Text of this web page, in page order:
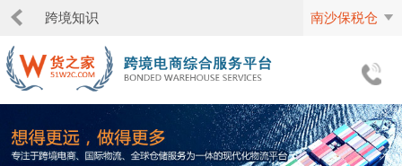
跨境知识 南沙保税仓